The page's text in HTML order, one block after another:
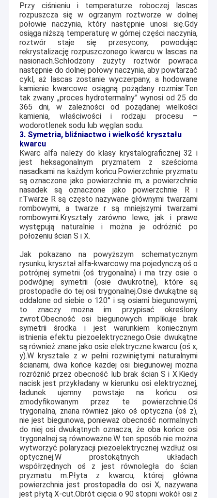
Do domu
Produkty
O nas
Wycieczka po fabryce
Kontrola jakości
Skontaktuj się z nami
Nowości
Sprawy
Poproś o wycenę
Wafel piezoelektryczny
Wafel LiTaO3
Pojedynczy kryształ kwarcowy wafel
Topiony wafel krzemionkowy
Wafel z niobianem litu
Wafelek z tantalu litu
Szafirowy Wafel
Optyka na podczerwień
Wafel krzemowy
Wafle Langasyckie
Kryształ scyntylacyjny LYSO
Przy ciśnieniu i temperaturze roboczej lascas
rozpuszcza się w ogrzanym roztworze w dolnej
połowie naczynia, który następnie unosi się.Gdy
osiąga niższą temperaturę w górnej części naczynia,
roztwór staje się przesycony, powodując
rekrystalizację rozpuszczonego kwarcu w lascas na
nasionach.Schłodzony zużyty roztwór powraca
następnie do dolnej połowy naczynia, aby powtarzać
cykl, aż lascas zostanie wyczerpany, a hodowane
kamienie kwarcowe osiągną pożądany rozmiar.Ten
tak zwany „proces hydrotermalny” wynosi od 25 do
365 dni, w zależności od pożądanej wielkości
kamienia, właściwości i rodzaju procesu –
wodorotlenek sodu lub węglan sodu.
3. Symetria, bliźniactwo i wielkość kryształu
kwarcu
Kwarc alfa należy do klasy krystalograficznej 32 i
jest heksagonalnym pryzmatem z sześcioma
nasadkami na każdym końcu.Powierzchnie pryzmatu
są oznaczone jako powierzchnie m, a powierzchnie
nasadek są oznaczone jako powierzchnie R i
r.Twarze R są często nazywane głównymi twarzami
rombowymi, a twarze r są mniejszymi twarzami
rombowymi.Kryształy zarówno lewe, jak i prawe
występują naturalnie i można je odróżnić po
położeniu ścian S i X.
Jak pokazano na powyższym schematycznym
rysunku, kryształ alfa-kwarcowy ma pojedynczą oś o
potrójnej symetrii (oś trygonalna) i ma trzy osie o
podwójnej symetrii (osie dwukrotne), które są
prostopadłe do tej osi trygonalnej.Osie dwukątne są
oddalone od siebie o 120° i są osiami biegunowymi,
to znaczy można im przypisać określony
zwrot.Obecność osi biegunowych implikuje brak
symetrii środka i jest warunkiem koniecznym
istnienia efektu piezoelektrycznego.Osie dwukątne
są również znane jako osie elektryczne kwarcu (oś x,
y).W krysztale z w pełni rozwiniętymi naturalnymi
ścianami, dwa końce każdej osi biegunowej można
rozróżnić przez obecność lub brak ścian S i X.Kiedy
nacisk jest przykładany w kierunku osi elektrycznej,
ładunek ujemny powstaje na końcu osi
zmodyfikowanym przez te powierzchnie.Oś
trygonalna, znana również jako oś optyczna (oś z),
nie jest biegunowa, ponieważ obecność normalnych
do niej osi dwukątnych oznacza, że ​​oba końce osi
trygonalnej są równoważne.W ten sposób nie można
wytworzyć polaryzacji piezoelektrycznej wzdłuż osi
optycznej.W prostokątnych układach
współrzędnych oś z jest równoległa do ścian
pryzmatu m.Płyta z kwarcu, której główna
powierzchnia jest prostopadła do osi X, nazywana
jest płytą X-cut.Obrót cięcia o 90 stopni wokół osi z
Założona w 1999 roku firma Hangzhou Freqcontrol
Electronic Technology Ltd. jest wiodącym chińskim
producentem płytek krystalicznych piezoelektrycznych,
podłoża, komponentów i wzrostu pojedynczych
kryształów.znany jako "Grupa CQT" na światowym rynku,
z siedzibą w Hangzhou w Chinach, z siedzibą w
zakładach produkcyjnych w Szanghaju, Jiaxing i Deqin
Nasze produkty są głównie stosowane w RF Telecom,
półprzewodników, biotechnologii, inżynierii optycznej i
częstotliwości kontrolnych przemysłu.itd..), 20K płytki
kwarcowe (AT, ST, X, Z, itp.), 10K płytki LiNbO3 (3 ~ 8
cali), 10K płytki szklane (Fused silica, Borofloat33,
Corning, itp.), 8K płytki LiTaO3 (3 ~ 6 cali) i 100K filtrów /
oscylatorów (VCXO,TCXO).
Naszą wizją jest bycie wiarygodnym dostawcą
podstawowych substratów mikroelektronicznych w
dzisiejszym świecie.
Grupa CQT składa się z pięciu dużych zakładów o łącznej
powierzchni powierzchni ponad 10 000 m2.
Nasze
maszyny produkcyjne obejmują piece do wzrostu
kryształów, piłkę drukową, orientację rentgenowską,
maszynę do szlifowania, maszyny do polerowania,
maszyny do rozwijania, CNC, komory REDOX itp.Sprzęt
kontrolny obejmuje Flatmaster 200Mamy również
czystych pokoi klasy 100 i 1000.
Grupa CQT jest głównie znana jako ekspert w dziedzinie
sześciokątnych kryształów.i możemy dostarczyć kwarc
dowolnej orientacji cięcia czy podane przez IRE ,
wskaźnik Millera, kąt Eulera lub znak konwencjonalny.
Oprócz naszych wiodących możliwości produkcyjnych, w
ciągu ostatniej dekady doszliśmy do największych
przełomów technologicznych.uzyskał technologię redukcji
czarnych płytek LiNbO3 i LiTaO3, i osiągnęła masową
produkcję 8-calowej płytki LiNbO3.
Zalety konkurencyjne
Niezawodny partner: Jesteśmy w tym biznesie od ponad
30 lat, obsługujemy ponad 200 klientów w ponad 20
krajach.
Kompletna linia produkcyjna:Robimy orientację
kryształową, cięcie drutu, szlifowanie, polerowanie,
etykietowanie, płaskość, inspekcja powierzchni,
wykrywanie rentgenowskie itp. Wszystko w domu!
Najnowocześniejszy pokój czysty:Mamy 3 czyste